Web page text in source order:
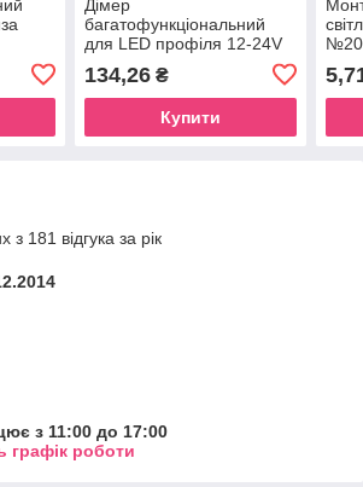
Дімер
багатофункціональний
для LED профіля 12-24V
134,26₴
Купити
№20
з 181 відгука за рік
з 11:00 до 17:00
графік роботи